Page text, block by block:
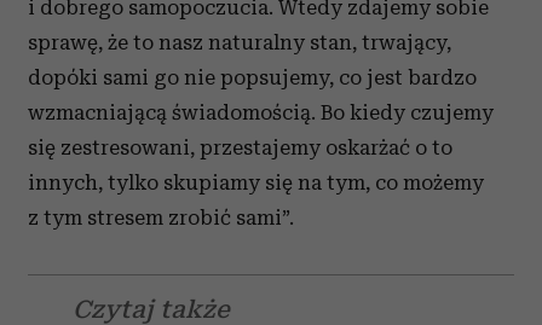
korzystania z ich usług.
i dobrego samopoczucia. Wtedy zdajemy sobie
sprawę, że to nasz naturalny stan, trwający,
dopóki sami go nie popsujemy, co jest bardzo
wzmacniającą świadomością. Bo kiedy czujemy
się zestresowani, przestajemy oskarżać o to
innych, tylko skupiamy się na tym, co możemy
z tym stresem zrobić sami”.
Czytaj także